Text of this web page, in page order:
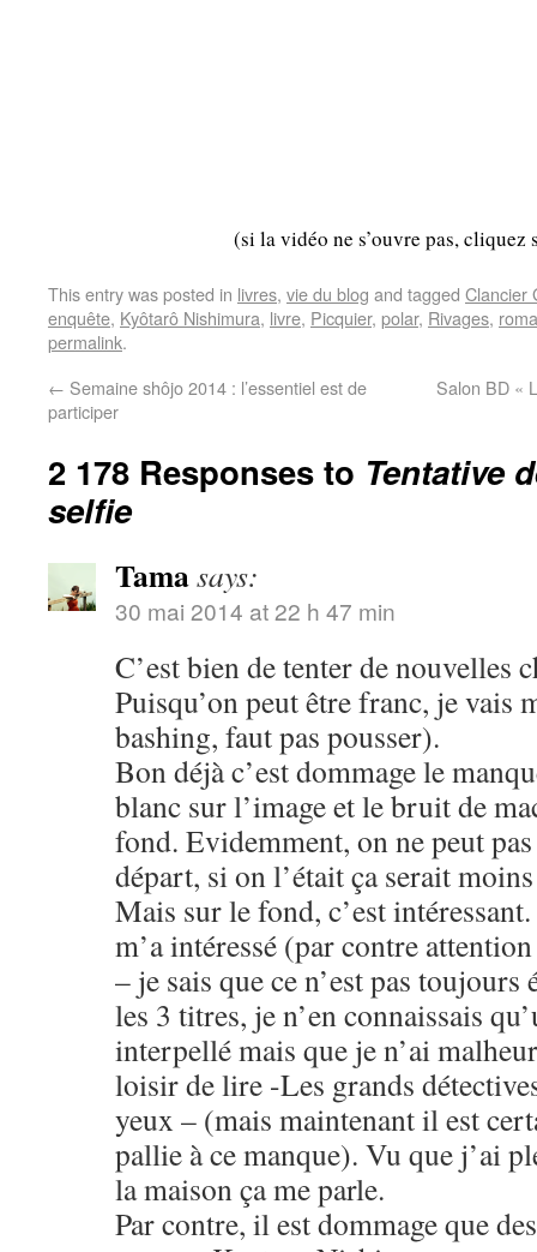
(si la vidéo ne s’ouvre pas, cliquez
This entry was posted in livres, vie du blog and tagged Clancier
enquête, Kyôtarô Nishimura, livre, Picquier, polar, Rivages,
permalink.
← Semaine shôjo 2014 : l’essentiel est de
participer
Salon BD «
2 178 Responses to Tentative
selfie
Tamasays:
30 mai 2014 at 22 h 47 min
C’est bien de tenter de nouvelles
Puisqu’on peut être franc, je vais
bashing, faut pas pousser).
Bon déjà c’est dommage le
blanc sur l’image et le bruit de
fond. Evidemment, on ne peut
départ, si on l’était ça serait
Mais sur le fond, c’est
m’a intéressé (par contre
– je sais que ce n’est pas
les 3 titres, je n’en connaissais
interpellé mais que je n’ai
loisir de lire -Les grands
yeux – (mais maintenant il est
pallie à ce manque). Vu que j’ai
la maison ça me parle.
Par contre, il est dommage que